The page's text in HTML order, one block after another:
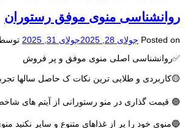
روانشناسی منوی موفق رستوران
Posted on جولای 28, 2025 جولای 31, 2025
✅روانشناسی اصلی منوی موفق و پر فروش
🟡کاربردی و طلایی ترین نکات ک حاصل سالها
🟣 قیمت گذاری در منو رستورانی از آیتم های
🔵منوی خود را پر از غذاهای متنوع و سایر نکنید